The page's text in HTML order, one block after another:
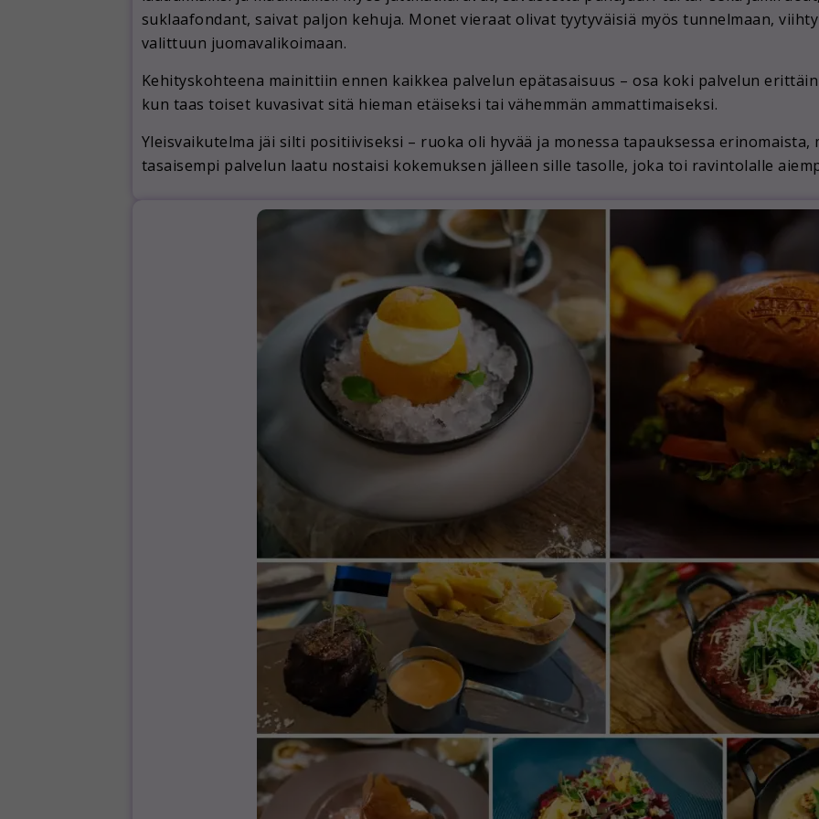
suklaafondant, saivat paljon kehuja. Monet vieraat olivat tyytyväisiä myös tunnelmaan,
valittuun juomavalikoimaan.
Kehityskohteena mainittiin ennen kaikkea palvelun epätasaisuus – osa koki palvelun
kun taas toiset kuvasivat sitä hieman etäiseksi tai vähemmän ammattimaiseksi.
Yleisvaikutelma jäi silti positiiviseksi – ruoka oli hyvää ja monessa tapauksessa
tasaisempi palvelun laatu nostaisi kokemuksen jälleen sille tasolle, joka toi ravintolalle